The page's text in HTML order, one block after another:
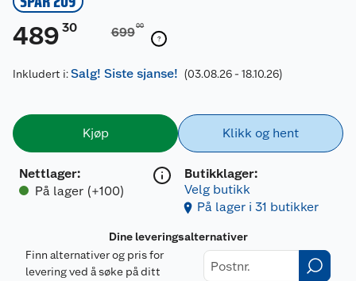
489 30 69900
Inkludert i:Salg! Siste sjanse! (03.08.26 - 18.10.26)
Kjøp
Nettlager:
På lager (+100)
Klikk og hent
Butikklager:
Velg butikk
På lager i 31 butikker
Dine leveringsalternativer
Finn alternativer og pris for
levering ved å søke på ditt